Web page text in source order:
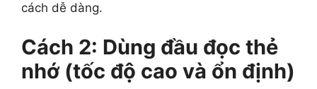
cách dễ dàng.
Cách 2: Dùng đầu đọc thẻ
nhớ (tốc độ cao và ổn định)